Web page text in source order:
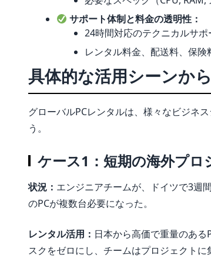
サポート体制と料金の透明性：
24時間対応のテクニカルサポ
レンタル料金、配送料、保険
具体的な活用シーンか
グローバルPCレンタルは、様々なビジネ
う。
ケース1：短期の海外プロ
状況： エンジニアチームが、ドイツで3週
のPCが複数台必要になった。
レンタル活用： 日本から高価で重量のあ
スクをゼロにし、チームはプロジェクト